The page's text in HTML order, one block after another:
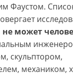
Фаустом.
не может
скульптором,
механиком,